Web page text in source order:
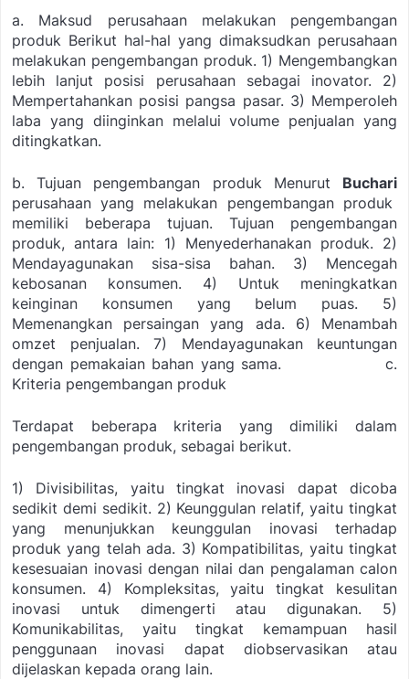
a. Maksud perusahaan melakukan pengembangan
produk Berikut hal-hal yang dimaksudkan perusahaan
melakukan pengembangan produk. 1) Mengembangkan
lebih lanjut posisi perusahaan sebagai inovator.
2)
Mempertahankan posisi pangsa pasar. 3) Memperoleh
laba yang diinginkan melalui volume penjualan yang
ditingkatkan.
b. Tujuan pengembangan produk Menurut Buchari
perusahaan yang melakukan pengembangan produk
memiliki beberapa tujuan. Tujuan pengembangan
produk, antara lain: 1) Menyederhanakan produk. 2)
Mendayagunakan sisa-sisa bahan.
3) Mencegah
kebosanan konsumen.
4) Untuk meningkatkan
keinginan konsumen yang belum puas.
5)
Memenangkan persaingan yang ada.
6) Menambah
omzet penjualan.
7) Mendayagunakan keuntungan
dengan pemakaian bahan yang sama.
c.
Kriteria pengembangan produk
Terdapat beberapa kriteria yang dimiliki dalam
pengembangan produk, sebagai berikut.
1) Divisibilitas, yaitu tingkat inovasi dapat dicoba
sedikit demi sedikit. 2) Keunggulan relatif, yaitu tingkat
yang menunjukkan keunggulan inovasi terhadap
produkyang telah ada. 3) Kompatibilitas, yaitu tingkat
kesesuaian inovasi dengan nilai dan pengalaman calon
konsumen. 4) Kompleksitas, yaitu tingkat kesulitan
inovasi untuk dimengerti atau digunakan.
5)
Komunikabilitas, yaitu tingkat kemampuan hasil
penggunaan inovasi dapat diobservasikan atau
dijelaskan kepada orang lain.